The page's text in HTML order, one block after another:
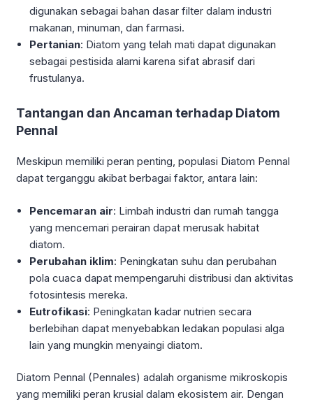
digunakan sebagai bahan dasar filter dalam industri
makanan, minuman, dan farmasi.
Pertanian: Diatom yang telah mati dapat digunakan
sebagai pestisida alami karena sifat abrasif dari
frustulanya.
Tantangan dan Ancaman terhadap Diatom
Pennal
Meskipun memiliki peran penting, populasi Diatom Pennal
dapat terganggu akibat berbagai faktor, antara lain:
Pencemaran air: Limbah industri dan rumah tangga
yang mencemari perairan dapat merusak habitat
diatom.
Perubahan iklim: Peningkatan suhu dan perubahan
pola cuaca dapat mempengaruhi distribusi dan aktivitas
fotosintesis mereka.
Eutrofikasi: Peningkatan kadar nutrien secara
berlebihan dapat menyebabkan ledakan populasi alga
lain yang mungkin menyaingi diatom.
Diatom Pennal (Pennales) adalah organisme mikroskopis
yang memiliki peran krusial dalam ekosistem air. Dengan